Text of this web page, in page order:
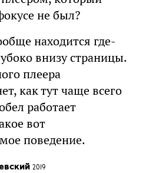
не был?
находится где-
внизу страницы.
плеера
как тут чаще всего
работает
вот
поведение.
2019